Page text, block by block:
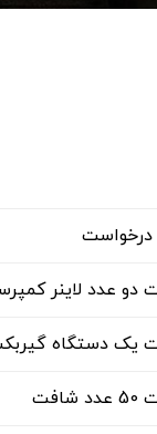
دو عدد لاينر
يک دستگاه